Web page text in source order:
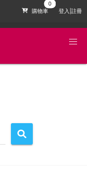
購物車 登入|註冊